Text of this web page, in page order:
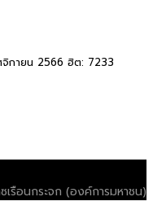
กายน 2566 ฮิต: 7233
เรือนกระจก (องค์การมหาชน)